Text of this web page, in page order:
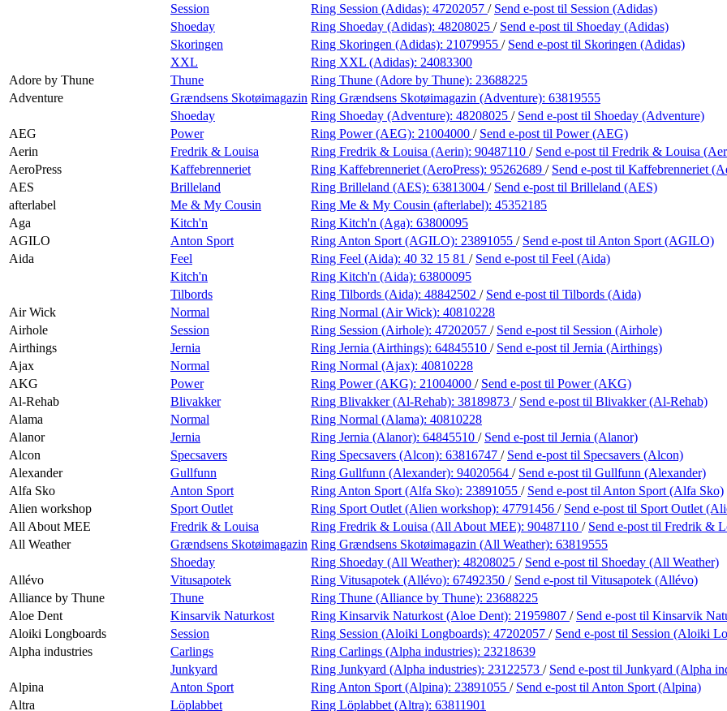
Session
Ring Session (Adidas): 47202057 / Send e-post til Session (Adidas)
Shoeday
Ring Shoeday (Adidas): 48208025 / Send e-post til Shoeday (Adidas)
Skoringen
Ring Skoringen (Adidas): 21079955 / Send e-post til Skoringen (Adidas)
XXL
Ring XXL (Adidas): 24083300
Adore by Thune
Thune Ring Thune (Adore by Thune): 23688225
Adventure
Grændsens Skotøimagazin Ring Grændsens Skotøimagazin (Adventure): 63819555
Shoeday
Ring Shoeday (Adventure): 48208025 / Send e-post til Shoeday (Adventure)
AEG
Power Ring Power (AEG): 21004000 / Send e-post til Power (AEG)
Aerin
Fredrik & Louisa Ring Fredrik & Louisa (Aerin): 90487110 / Send e-post til Fredrik & Louisa
AeroPress
Kaffebrenneriet Ring Kaffebrenneriet (AeroPress): 95262689 / Send e-post til Kaffebrenneriet
AES
Brilleland Ring Brilleland (AES): 63813004 / Send e-post til Brilleland (AES)
afterlabel
Me & My Cousin Ring Me & My Cousin (afterlabel): 45352185
Aga
Kitch'n Ring Kitch'n (Aga): 63800095
AGILO
Anton Sport Ring Anton Sport (AGILO): 23891055 / Send e-post til Anton Sport (AGILO)
Aida
Feel Ring Feel (Aida): 40 32 15 81 / Send e-post til Feel (Aida)
Kitch'n
Ring Kitch'n (Aida): 63800095
Tilbords
Ring Tilbords (Aida): 48842502 / Send e-post til Tilbords (Aida)
Air Wick
Normal Ring Normal (Air Wick): 40810228
Airhole
Session Ring Session (Airhole): 47202057 / Send e-post til Session (Airhole)
Airthings
Jernia Ring Jernia (Airthings): 64845510 / Send e-post til Jernia (Airthings)
Ajax
Normal Ring Normal (Ajax): 40810228
AKG
Power Ring Power (AKG): 21004000 / Send e-post til Power (AKG)
Al-Rehab
Blivakker Ring Blivakker (Al-Rehab): 38189873 / Send e-post til Blivakker (Al-Rehab)
Alama
Normal Ring Normal (Alama): 40810228
Alanor
Jernia Ring Jernia (Alanor): 64845510 / Send e-post til Jernia (Alanor)
Alcon
Specsavers Ring Specsavers (Alcon): 63816747 / Send e-post til Specsavers (Alcon)
Alexander
Gullfunn Ring Gullfunn (Alexander): 94020564 / Send e-post til Gullfunn (Alexander)
Alfa Sko
Anton Sport Ring Anton Sport (Alfa Sko): 23891055 / Send e-post til Anton Sport (Alfa Sko)
Alien workshop
Sport Outlet Ring Sport Outlet (Alien workshop): 47791456 / Send e-post til Sport Outlet
All About MEE
Fredrik & Louisa Ring Fredrik & Louisa (All About MEE): 90487110 / Send e-post til Fredrik &
All Weather
Grændsens Skotøimagazin Ring Grændsens Skotøimagazin (All Weather): 63819555
Shoeday
Ring Shoeday (All Weather): 48208025 / Send e-post til Shoeday (All Weather)
Allévo
Vitusapotek Ring Vitusapotek (Allévo): 67492350 / Send e-post til Vitusapotek (Allévo)
Alliance by Thune
Thune Ring Thune (Alliance by Thune): 23688225
Aloe Dent
Kinsarvik Naturkost Ring Kinsarvik Naturkost (Aloe Dent): 21959807 / Send e-post til Kinsarvik
Aloiki Longboards
Session Ring Session (Aloiki Longboards): 47202057 / Send e-post til Session (Aloiki
Alpha industries
Carlings Ring Carlings (Alpha industries): 23218639
Junkyard
Ring Junkyard (Alpha industries): 23122573 / Send e-post til Junkyard (Alpha
Alpina
Anton Sport Ring Anton Sport (Alpina): 23891055 / Send e-post til Anton Sport (Alpina)
Altra
Löplabbet Ring Löplabbet (Altra): 63811901